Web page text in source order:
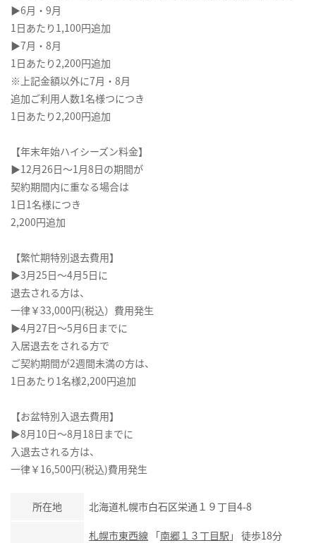
▶6月・9月
1日あたり1,100円追加
▶7月・8月
1日あたり2,200円追加
※上記金額以外に7月・8月
追加ご利用人数1名様つにつき
1日あたり2,200円追加
【年末年始ハイシーズン料金】
▶12月26日～1月8日の期間が
契約期間内に重なる場合は
1日1名様につき
2,200円追加
【繁忙期特別退去費用】
▶3月25日～4月5日に
退去される方は、
一律￥33,000円(税込）費用発生
▶4月27日～5月6日までに
入居退去をされる方で
ご契約期間が2週間未満の方は、
1日あたり1名様2,200円追加
【お盆特別入退去費用】
▶8月10日～8月18日までに
入退去される方は、
一律￥16,500円(税込)費用発生
所在地 北海道札幌市白石区栄通１９丁目4-8
札幌市東西線 「南郷１３丁目駅 」 徒歩18分